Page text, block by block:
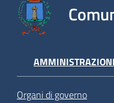
Organi di governo